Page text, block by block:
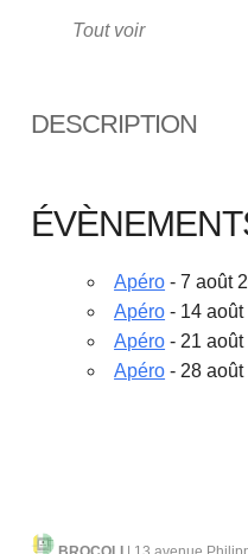
Tout voir
DESCRIPTION
Apéro - 7 août
Apéro - 14
Apéro - 21
Apéro - 28